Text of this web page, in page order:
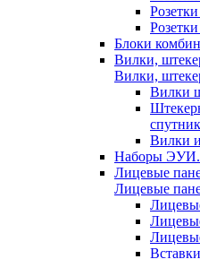
Блоки
Вилки,
Вилки,
Вилки
спутник
Вилки
Наборы ЭУИ.
Лицевые
Лицевые